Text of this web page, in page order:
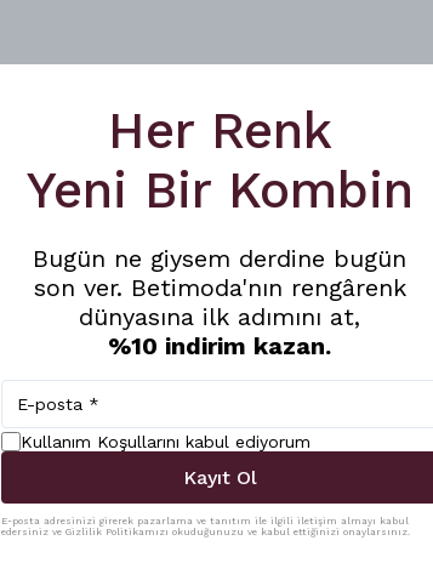
Her Renk
Yeni Bir Kombin
Bugün ne giysem derdine bugün
son ver. Betimoda'nın rengârenk
dünyasına ilk adımını at,
%10 indirim kazan.
Kullanım Koşullarını kabul ediyorum
Kayıt Ol
E-posta adresinizi girerek pazarlama ve tanıtım ile ilgili iletişim almayı kabul
edersiniz ve Gizlilik Politikamızı okuduğunuzu ve kabul ettiğinizi onaylarsınız.